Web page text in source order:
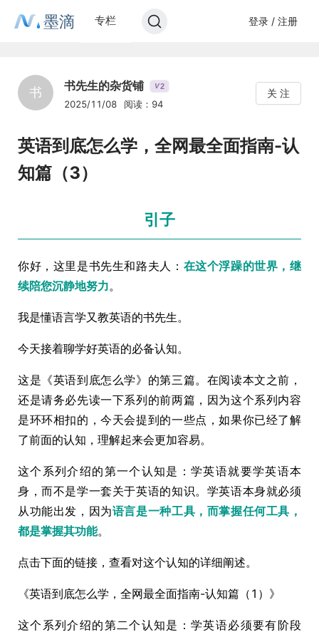
墨滴 专栏 登录 / 注册
书 书先生的杂货铺 V2
2025/11/08 阅读：94
关 注
英语到底怎么学，全网最全面指南-认
知篇（3）
引子
你好，这里是书先生和路夫人： 在这个浮躁的世界，继
续陪您沉静地努力。
我是懂语言学又教英语的书先生。
今天接着聊学好英语的必备认知。
这是《英语到底怎么学》的第三篇。在阅读本文之前，
还是请务必先读一下系列的前两篇，因为这个系列内容
是环环相扣的，今天会提到的一些点，如果你已经了解
了前面的认知，理解起来会更加容易。
这个系列介绍的第一个认知是：学英语就要学英语本
身，而不是学一套关于英语的知识。学英语本身就必须
从功能出发，因为语言是一种工具，而掌握任何工具，
都是掌握其功能。
点击下面的链接，查看对这个认知的详细阐述。
《英语到底怎么学，全网最全面指南-认知篇（1）》
这个系列介绍的第二个认知是：学英语必须要有阶段